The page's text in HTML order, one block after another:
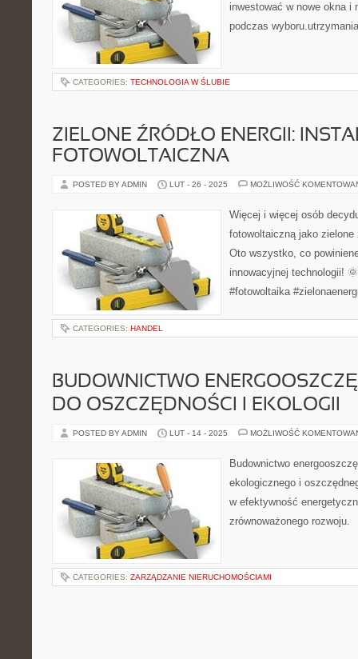
inwestować w nowe okna i
podczas
CATEGORIES: TECHNOLOGIA W ŚLUBIE
ZIELONE ŹRÓDŁO ENERGII:
FOTOWOLTAICZNA
POSTED BY ADMIN LUT - 26 - 2025 MOŻLIWOŚĆ
Więcej i więcej osób
fotowoltaiczną jako zielone
Oto wszystko, co
innowacyjnej technologii!
#fotowoltaika
CATEGORIES: HANDEL
BUDOWNICTWO
DO OSZCZĘDNOŚCI I EKOLOGII
POSTED BY ADMIN LUT - 14 - 2025 MOŻLIWOŚĆ
Budownictwo
ekologicznego i
w efektywność
zrównoważonego rozwoju.
CATEGORIES: ZARZĄDZANIE NIERUCHOMOŚCIAMI